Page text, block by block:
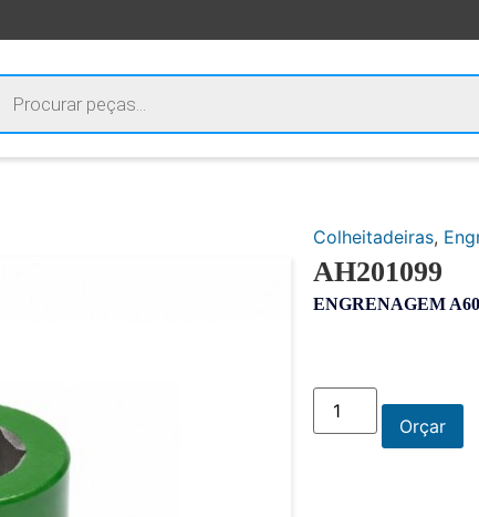
Colheitadeiras,
AH201099
ENGRENAGEM
Orçar